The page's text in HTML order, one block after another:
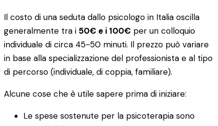
Il costo di una seduta dallo psicologo in Italia oscilla
generalmente tra i 50€ e i 100€ per un colloquio
individuale di circa 45-50 minuti. Il prezzo può variare
in base alla specializzazione del professionista e al tipo
di percorso (individuale, di coppia, familiare).
Alcune cose che è utile sapere prima di iniziare:
Le spese sostenute per la psicoterapia sono